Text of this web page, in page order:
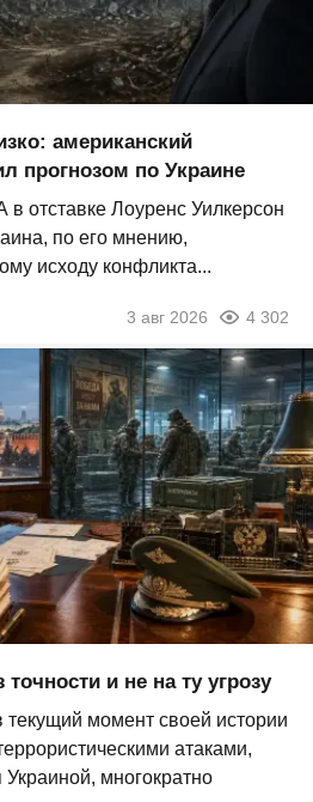
американский
прогнозом по Украине
отставке Лоуренс Уилкерсон
по его мнению,
исходу конфликта...
3 авг 2026 4 302
точности и не на ту угрозу
текущий момент своей истории
атаками,
многократно